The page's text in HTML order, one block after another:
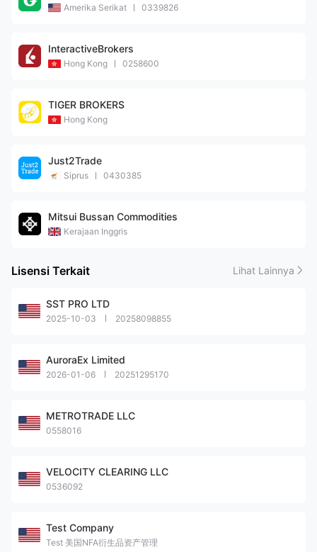
Amerika Serikat 0339826
InteractiveBrokers
Hong Kong 0258600
TIGER BROKERS
Hong Kong
Just2Trade
Siprus 0430385
Mitsui Bussan Commodities
Kerajaan Inggris
Lisensi Terkait Lihat Lainnya
SST PRO LTD
2025-10-03 20258098855
AuroraEx Limited
2026-01-06 20251295170
METROTRADE LLC
0558016
VELOCITY CLEARING LLC
0536092
Test Company
Test 美国NFA衍生品资产管理